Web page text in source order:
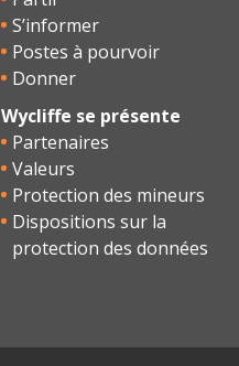
S’informer
Postes à pourvoir
Donner
Wycliffe se présente
Partenaires
Valeurs
Protection des mineurs
Dispositions sur la
protection des données